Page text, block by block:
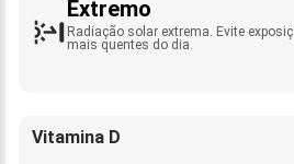
Extremo
Radiação solar extrema. Evite
mais quentes do dia.
Vitamina D